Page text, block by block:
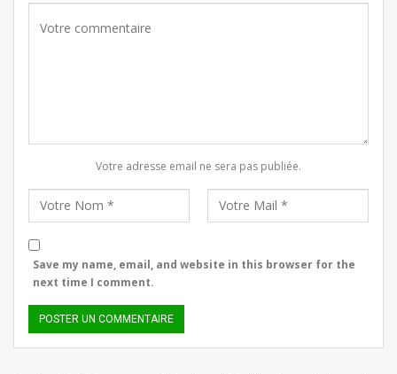
Votre adresse email ne sera pas publiée.
Save my name, email, and website in this browser for the
next time I comment.